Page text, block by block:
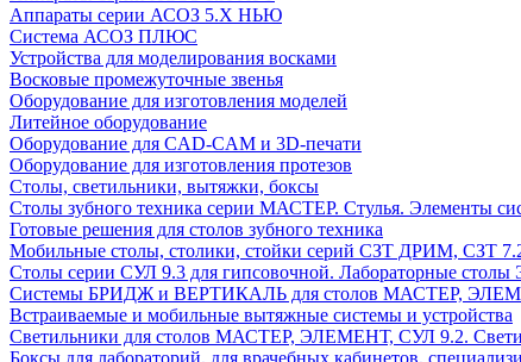
Аппараты серии АСОЗ 5.Х НЬЮ
Система АСОЗ ПЛЮС
Устройства для моделирования восками
Восковые промежуточные звенья
Оборудование для изготовления моделей
Литейное оборудование
Оборудование для CAD-CAM и 3D-печати
Оборудование для изготовления протезов
Cтолы, светильники, вытяжки, боксы
Столы зубного техника серии МАСТЕР. Стулья. Элементы
Готовые решения для столов зубного техника
Мобильные столы, столики, стойки серий СЗТ ДРИМ, СЗТ
Столы серии СУЛ 9.3 для гипсовочной. Лабораторные
Системы БРИДЖ и ВЕРТИКАЛЬ для столов МАСТЕР,
Встраиваемые и мобильные вытяжные системы и устройства
Светильники для столов МАСТЕР, ЭЛЕМЕНТ, СУЛ 9.2.
Боксы для лабораторий, для врачебных кабинетов,